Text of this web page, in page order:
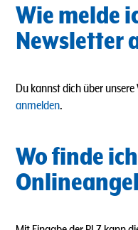
Wie melde
Newsletter
Du kannst dich über unsere
anmelden.
Wo finde